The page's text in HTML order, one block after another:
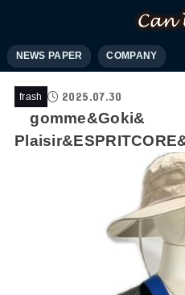
NEWS PAPER COMPANY
frash 2025.07.30
gomme&Goki&